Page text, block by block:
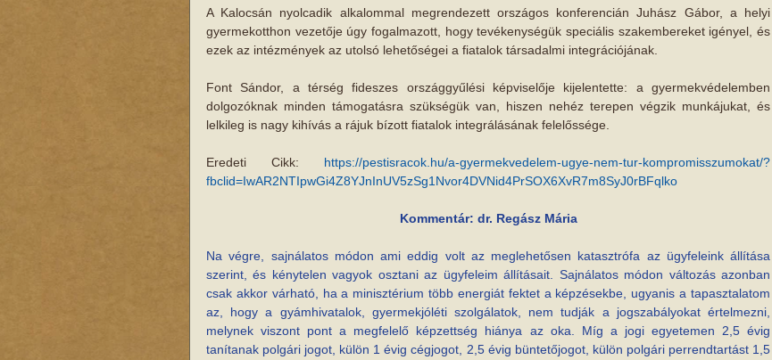
A Kalocsán nyolcadik alkalommal megrendezett országos konferencián Juhász Gábor, a helyi
gyermekotthon vezetője úgy fogalmazott, hogy tevékenységük speciális szakembereket igényel, és
ezek az intézmények az utolsó lehetőségei a fiatalok társadalmi integrációjának.
Font Sándor, a térség fideszes országgyűlési képviselője kijelentette: a gyermekvédelemben
dolgozóknak minden támogatásra szükségük van, hiszen nehéz terepen végzik munkájukat, és
lelkileg is nagy kihívás a rájuk bízott fiatalok integrálásának felelőssége.
Eredeti Cikk: https://pestisracok.hu/a-gyermekvedelem-ugye-nem-tur-kompromisszumokat/?
fbclid=IwAR2NTIpwGi4Z8YJnInUV5zSg1Nvor4DVNid4PrSOX6XvR7m8SyJ0rBFqlko
Kommentár: dr. Regász Mária
Na végre, sajnálatos módon ami eddig volt az meglehetősen katasztrófa az ügyfeleink állítása
szerint, és kénytelen vagyok osztani az ügyfeleim állításait. Sajnálatos módon változás azonban
csak akkor várható, ha a minisztérium több energiát fektet a képzésekbe, ugyanis a tapasztalatom
az, hogy a gyámhivatalok, gyermekjóléti szolgálatok, nem tudják a jogszabályokat értelmezni,
melynek viszont pont a megfelelő képzettség hiánya az oka. Míg a jogi egyetemen 2,5 évig
tanítanak polgári jogot, külön 1 évig cégjogot, 2,5 évig büntetőjogot, külön polgári perrendtartást 1,5